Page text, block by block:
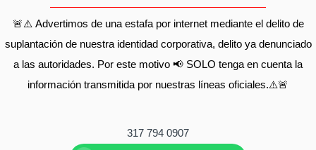
🚨⚠️ Advertimos de una estafa por internet mediante el delito de
suplantación de nuestra identidad corporativa, delito ya denunciado
a las autoridades. Por este motivo 📢 SOLO tenga en cuenta la
información transmitida por nuestras líneas oficiales.⚠️🚨
317 794 0907